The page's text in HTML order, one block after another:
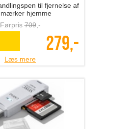
til fjernelse af
hjemme
Førpris709,-
279,-
Læs mere